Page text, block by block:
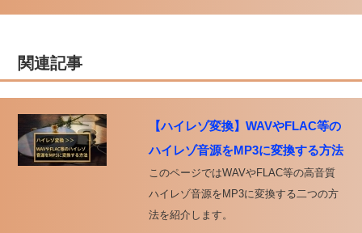
関連記事
【ハイレゾ変換】WAVやFLAC等の
ハイレゾ音源をMP3に変換する方法
このページではWAVやFLAC等の高音質
ハイレゾ音源をMP3に変換する二つの方
法を紹介します。